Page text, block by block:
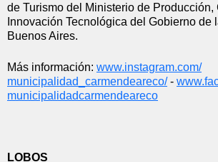
de Turismo del Ministerio de Producción,
Innovación Tecnológica del Gobierno de
Buenos Aires.
Más información: www.instagram.com/
municipalidad_carmendeareco/ -
municipalidadcarmendeareco
LOBOS